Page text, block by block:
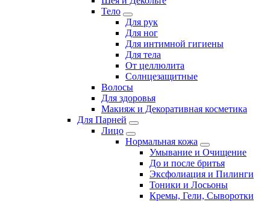
Тело
Для рук
Для ног
Для интимной гигиены
Для тела
От целлюлита
Солнцезащитные
Волосы
Для здоровья
Макияж и Декоративная косметика
Для Парней
Лицо
Нормальная кожа
Умывание и Очищение
До и после бритья
Эксфолиация и Пилинги
Тоники и Лосьоны
Кремы, Гели, Сыворотки